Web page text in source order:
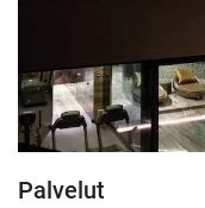
Palvelut